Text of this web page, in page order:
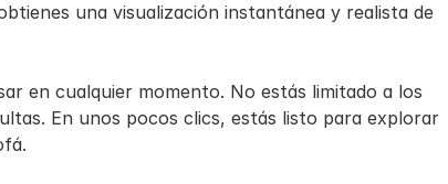
una visualización instantánea y realista de
en cualquier momento. No estás limitado a los
En unos pocos clics, estás listo para explorar